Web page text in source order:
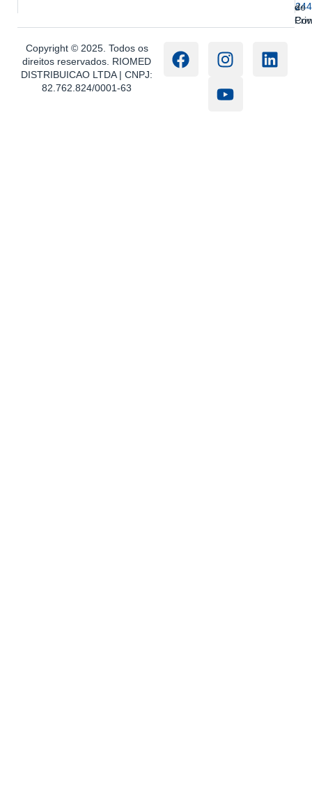
244
e
de
Copyright © 2025. Todos os
direitos reservados. RIOMED
DISTRIBUICAO LTDA | CNPJ:
82.762.824/0001-63